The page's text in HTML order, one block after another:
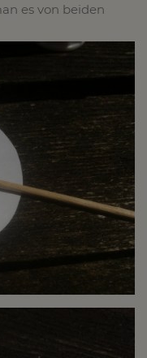
es von beiden